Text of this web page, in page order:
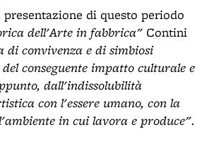
di questo periodo
dell'Arte in fabbrica" Contini
di convivenza e di simbiosi
conseguente impatto culturale e
dall'indissolubilità
con l'essere umano, con la
in cui lavora e produce".